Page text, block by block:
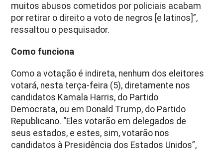
muitos abusos cometidos por policiais acabam
por retirar o direito a voto de negros [e latinos]”,
ressaltou o pesquisador.
Como funciona
Como a votação é indireta, nenhum dos eleitores
votará, nesta terça-feira (5), diretamente nos
candidatos Kamala Harris, do Partido
Democrata, ou em Donald Trump, do Partido
Republicano. “Eles votarão em delegados de
seus estados, e estes, sim, votarão nos
candidatos à Presidência dos Estados Unidos”,